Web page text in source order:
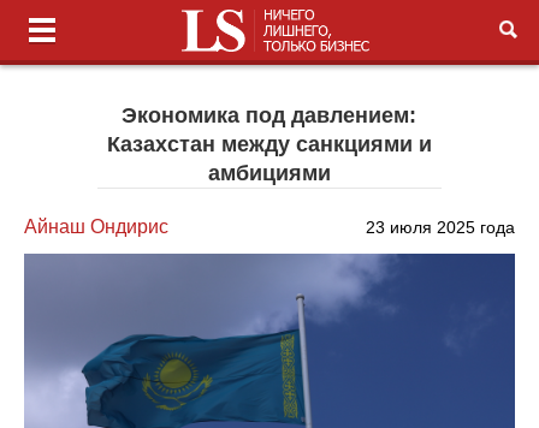
Экономика под давлением:
Казахстан между санкциями и
амбициями
Айнаш Ондирис 23 июля 2025 года